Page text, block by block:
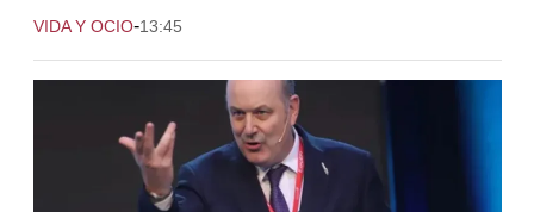
VIDA Y OCIO-13:45